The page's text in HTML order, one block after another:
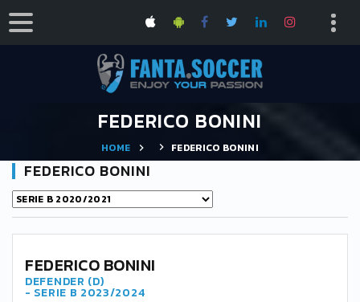
FEDERICO BONINI
HOME FEDERICO BONINI
FEDERICO BONINI
FEDERICO BONINI
DEFENDER (D)
- SERIE B 2023/2024